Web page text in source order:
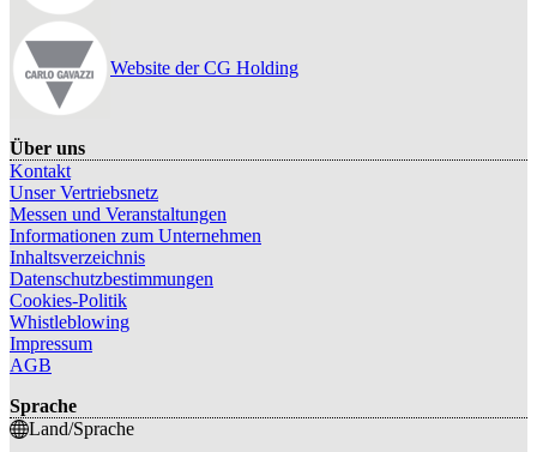
Website der CG Holding
Über uns
Kontakt
Unser Vertriebsnetz
Messen und Veranstaltungen
Informationen zum Unternehmen
Inhaltsverzeichnis
Datenschutzbestimmungen
Cookies-Politik
Whistleblowing
Impressum
AGB
Sprache
Land/Sprache